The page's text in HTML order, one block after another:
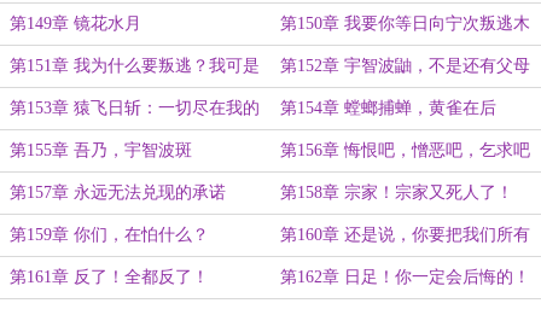
第149章 镜花水月 第150章 我要你等日向宁次叛逃木
叶
第151章 我为什么要叛逃？我可是
木叶的英雄啊
第152章 宇智波鼬，不是还有父母
吗？
第153章 猿飞日斩：一切尽在我的
掌握
第154章 螳螂捕蝉，黄雀在后
第155章 吾乃，宇智波斑 第156章 悔恨吧，憎恶吧，乞求吧
第157章 永远无法兑现的承诺 第158章 宗家！宗家又死人了！
第159章 你们，在怕什么？ 第160章 还是说，你要把我们所有
人，当成凶手，全部带走？
第161章 反了！全都反了！ 第162章 日足！你一定会后悔的！